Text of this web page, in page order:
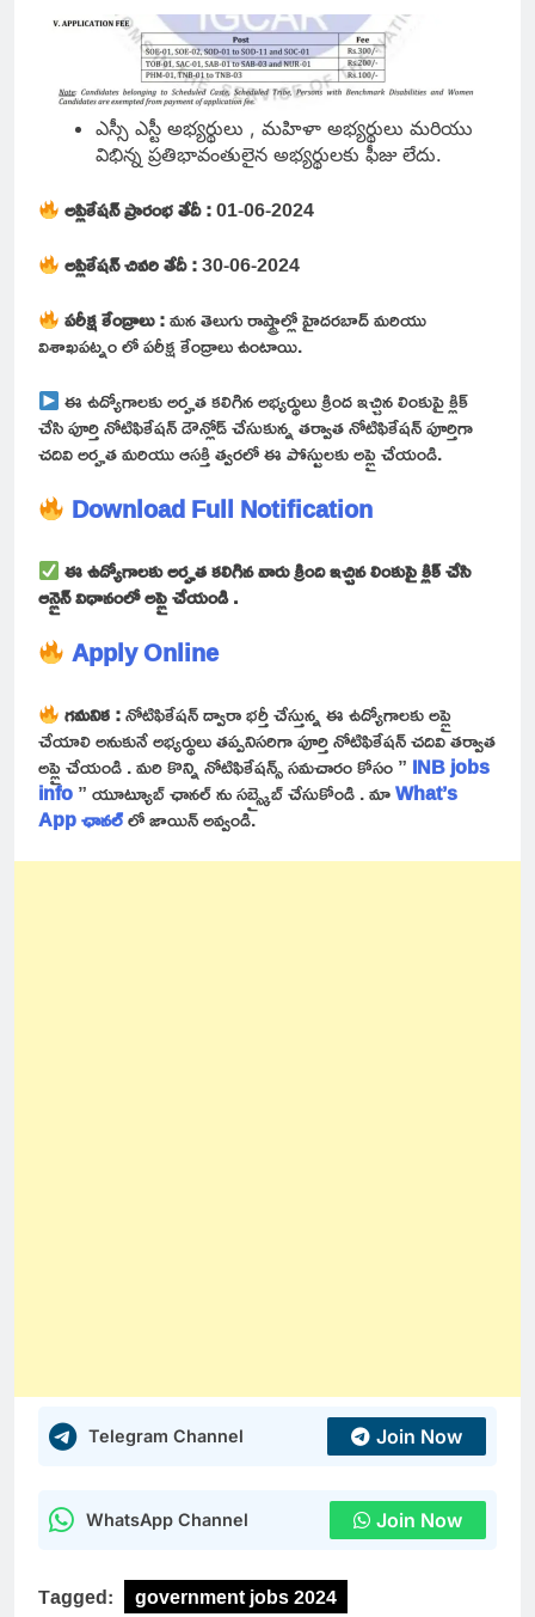
ఎస్సీ ఎస్టీ అభ్యర్థులు , మహిళా అభ్యర్థులు మరియు
విభిన్న ప్రతిభావంతులైన అభ్యర్థులకు ఫీజు లేదు.
అప్లికేషన్ ప్రారంభ తేదీ :01-06-2024
అప్లికేషన్ చివరి తేదీ :30-06-2024
పరీక్ష కేంద్రాలు :మన తెలుగు రాష్ట్రాల్లో హైదరబాద్ మరియు
విశాఖపట్నం లో పరీక్ష కేంద్రాలు ఉంటాయి.
ఈ ఉద్యోగాలకు అర్హత కలిగిన అభ్యర్థులు క్రింద ఇచ్చిన లింకుపై క్లిక్
చేసి పూర్తి నోటిఫికేషన్ డౌన్లోడ్ చేసుకున్న తర్వాత నోటిఫికేషన్ పూర్తిగా
చదివి అర్హత మరియు ఆసక్తి త్వరలో ఈ పోస్టులకు అప్లై చేయండి.
Download Full Notification
ఈ ఉద్యోగాలకు అర్హత కలిగిన వారు క్రింది ఇచ్చిన లింకుపై క్లిక్ చేసి
ఆన్లైన్ విధానంలో అప్లై చేయండి .
Apply Online
గమనిక :నోటిఫికేషన్ ద్వారా భర్తీ చేస్తున్న ఈ ఉద్యోగాలకు అప్లై
చేయాలి అనుకునే అభ్యర్థులు తప్పనిసరిగా పూర్తి నోటిఫికేషన్ చదివి తర్వాత
అప్లై చేయండి . మరి కొన్ని నోటిఫికేషన్స్ సమచారం కోసం ” INB jobs
info” యూట్యూబ్ ఛానల్ ను సబ్స్క్రైబ్ చేసుకోండి . మాWhat’s
Appఛానల్లో జాయిన్ అవ్వండి.
Telegram Channel Join Now
WhatsApp Channel Join Now
Tagged: government jobs 2024